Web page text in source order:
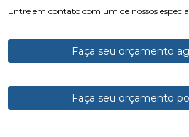
Entre em contato com um de nossos
Faça seu orçamento
Faça seu orçamento